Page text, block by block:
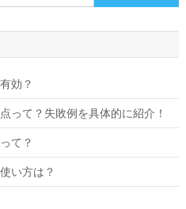
索:
効？
って？失敗例を具体的に紹介！
て？
い方は？